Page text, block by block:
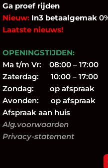
Ga proef rijden
Nieuw: In3 betaalgemak
Laatste nieuws!
OPENINGSTIJDEN:
Ma t/m Vr: 08:00 – 17:00
Zaterdag: 10:00 – 17:00
Zondag: op afspraak
Avonden: op afspraak
Afspraak aan huis
Alg.voorwaarden
Privacy-statement